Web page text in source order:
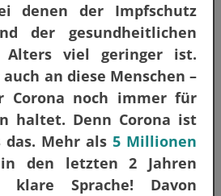
denen der Impfschutz
der gesundheitlichen
Alters viel geringer ist.
an diese Menschen –
Corona noch immer für
haltet. Denn Corona ist
Mehr als 5 Millionen
den letzten 2 Jahren
klare Sprache! Davon